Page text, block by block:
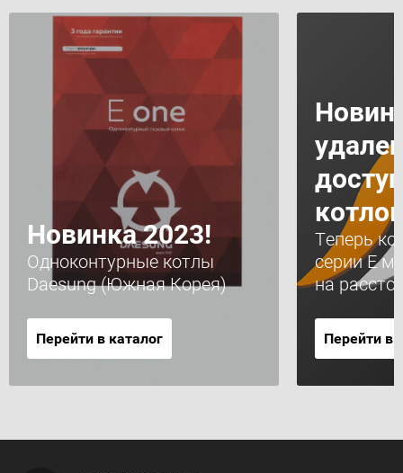
Новинка 2023!
Одноконтурные котлы
Daesung (Южная Корея)
Перейти в каталог
Теперь
серии Е
на
Перейти в